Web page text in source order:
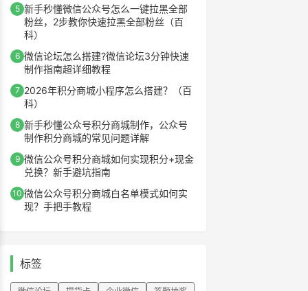
5 新手秒懂微信公众号怎么一键拉黑全部
粉丝，2步教你快速拉黑全部粉丝（百
科）
6 微信论坛怎么搭建?微信论坛3分钟快速
制作指南超详细教程
7 2026年积分商城小程序怎么搭建？（百
科）
8 新手秒懂公众号积分商城制作，公众号
制作积分商城的常见问题详解
9 微信公众号积分商城如何实现积分+现金
兑换？新手避坑指南
10 微信公众号积分商城白名单模式如何实
现？手把手教程
标签